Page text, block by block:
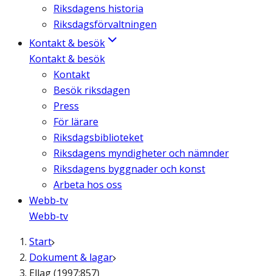
Riksdagens historia
Riksdagsförvaltningen
Kontakt & besök
Kontakt & besök
Kontakt
Besök riksdagen
Press
För lärare
Riksdagsbiblioteket
Riksdagens myndigheter och nämnder
Riksdagens byggnader och konst
Arbeta hos oss
Webb-tv
Webb-tv
Start
Dokument & lagar
Ellag (1997:857)